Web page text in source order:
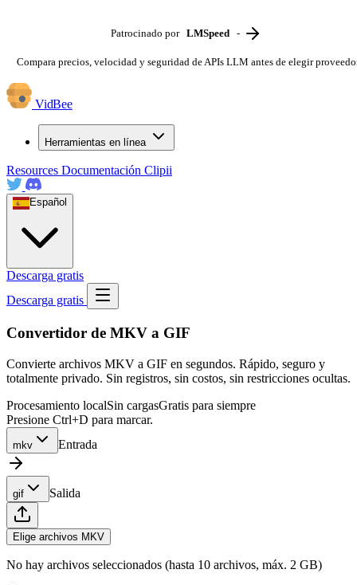
Patrocinado por LMSpeed -
Compara precios, velocidad y seguridad de APIs LLM antes de elegir
VidBee
Herramientas en línea
Resources Documentación Clipii
Español
Descarga gratis
Descarga gratis
Convertidor de MKV a GIF
Convierte archivos MKV a GIF en segundos. Rápido, seguro y
totalmente privado. Sin registros, sin costos, sin restricciones ocultas.
Procesamiento localSin cargasGratis para siempre
Presione Ctrl+D para marcar.
mkv Entrada
gif Salida
Elige archivos MKV
No hay archivos seleccionados (hasta 10 archivos, máx. 2 GB)